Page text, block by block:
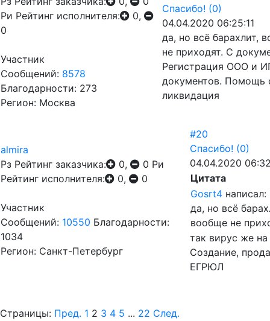
Ри Рейтинг исполнителя:
0,
0
Участник
Сообщений: 8578
Благодарности: 273
Регион: Москва
Спасибо! (0)
04.04.2020 06:25:11
да, но всё барахлит,
не приходят. С
Регистрация ООО и
документов. Помощь
ликвидация
almira
Рз Рейтинг заказчика: 0, 0 Ри
Рейтинг исполнителя:
0, 0
Участник
Сообщений: 10550 Благодарности:
1034
Регион: Санкт-Петербург
#20
Спасибо! (0)
04.04.2020
Цитата
Gosrt4 написал:
да, но всё
вообще не
так вирус же
Создание,
ЕГРЮЛ
Страницы: Пред. 1 2 3 4 5 ... 22 След.